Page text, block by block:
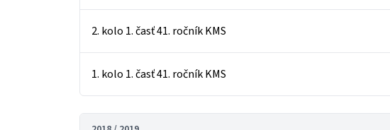
2. kolo 1. časť 41. ročník KMS
1. kolo 1. časť 41. ročník KMS